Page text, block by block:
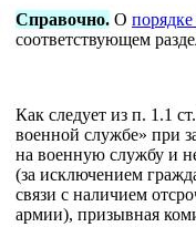
Справочно. О
соответствующем
Как следует из п. 1.1
военной службе» при
на военную службу и
(за исключением
связи с наличием
армии), призывная